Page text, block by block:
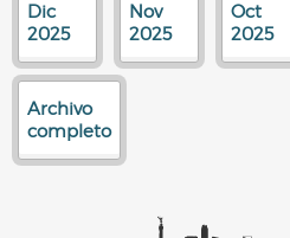
Dic
2025
Nov
2025
Oct
2025
Archivo
completo